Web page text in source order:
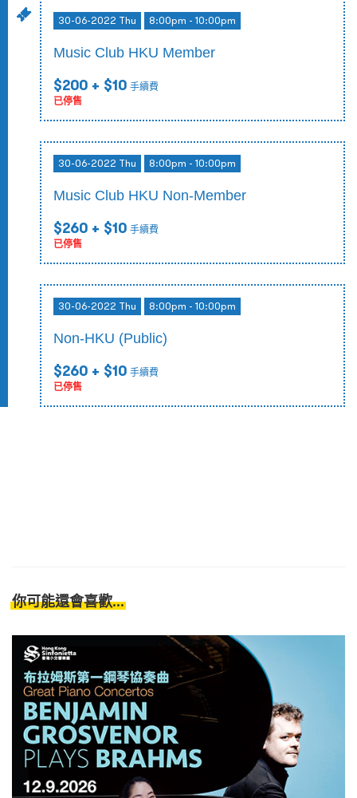
30-06-2022 Thu 8:00pm - 10:00pm
Music Club HKU Member
$200 + $10 手續費
已停售
30-06-2022 Thu 8:00pm - 10:00pm
Music Club HKU Non-Member
$260 + $10 手續費
已停售
30-06-2022 Thu 8:00pm - 10:00pm
Non-HKU (Public)
$260 + $10 手續費
已停售
你可能還會喜歡...